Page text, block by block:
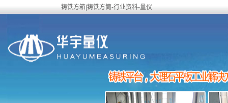
铸铁方箱|铸铁方筒-行业资料-量仪